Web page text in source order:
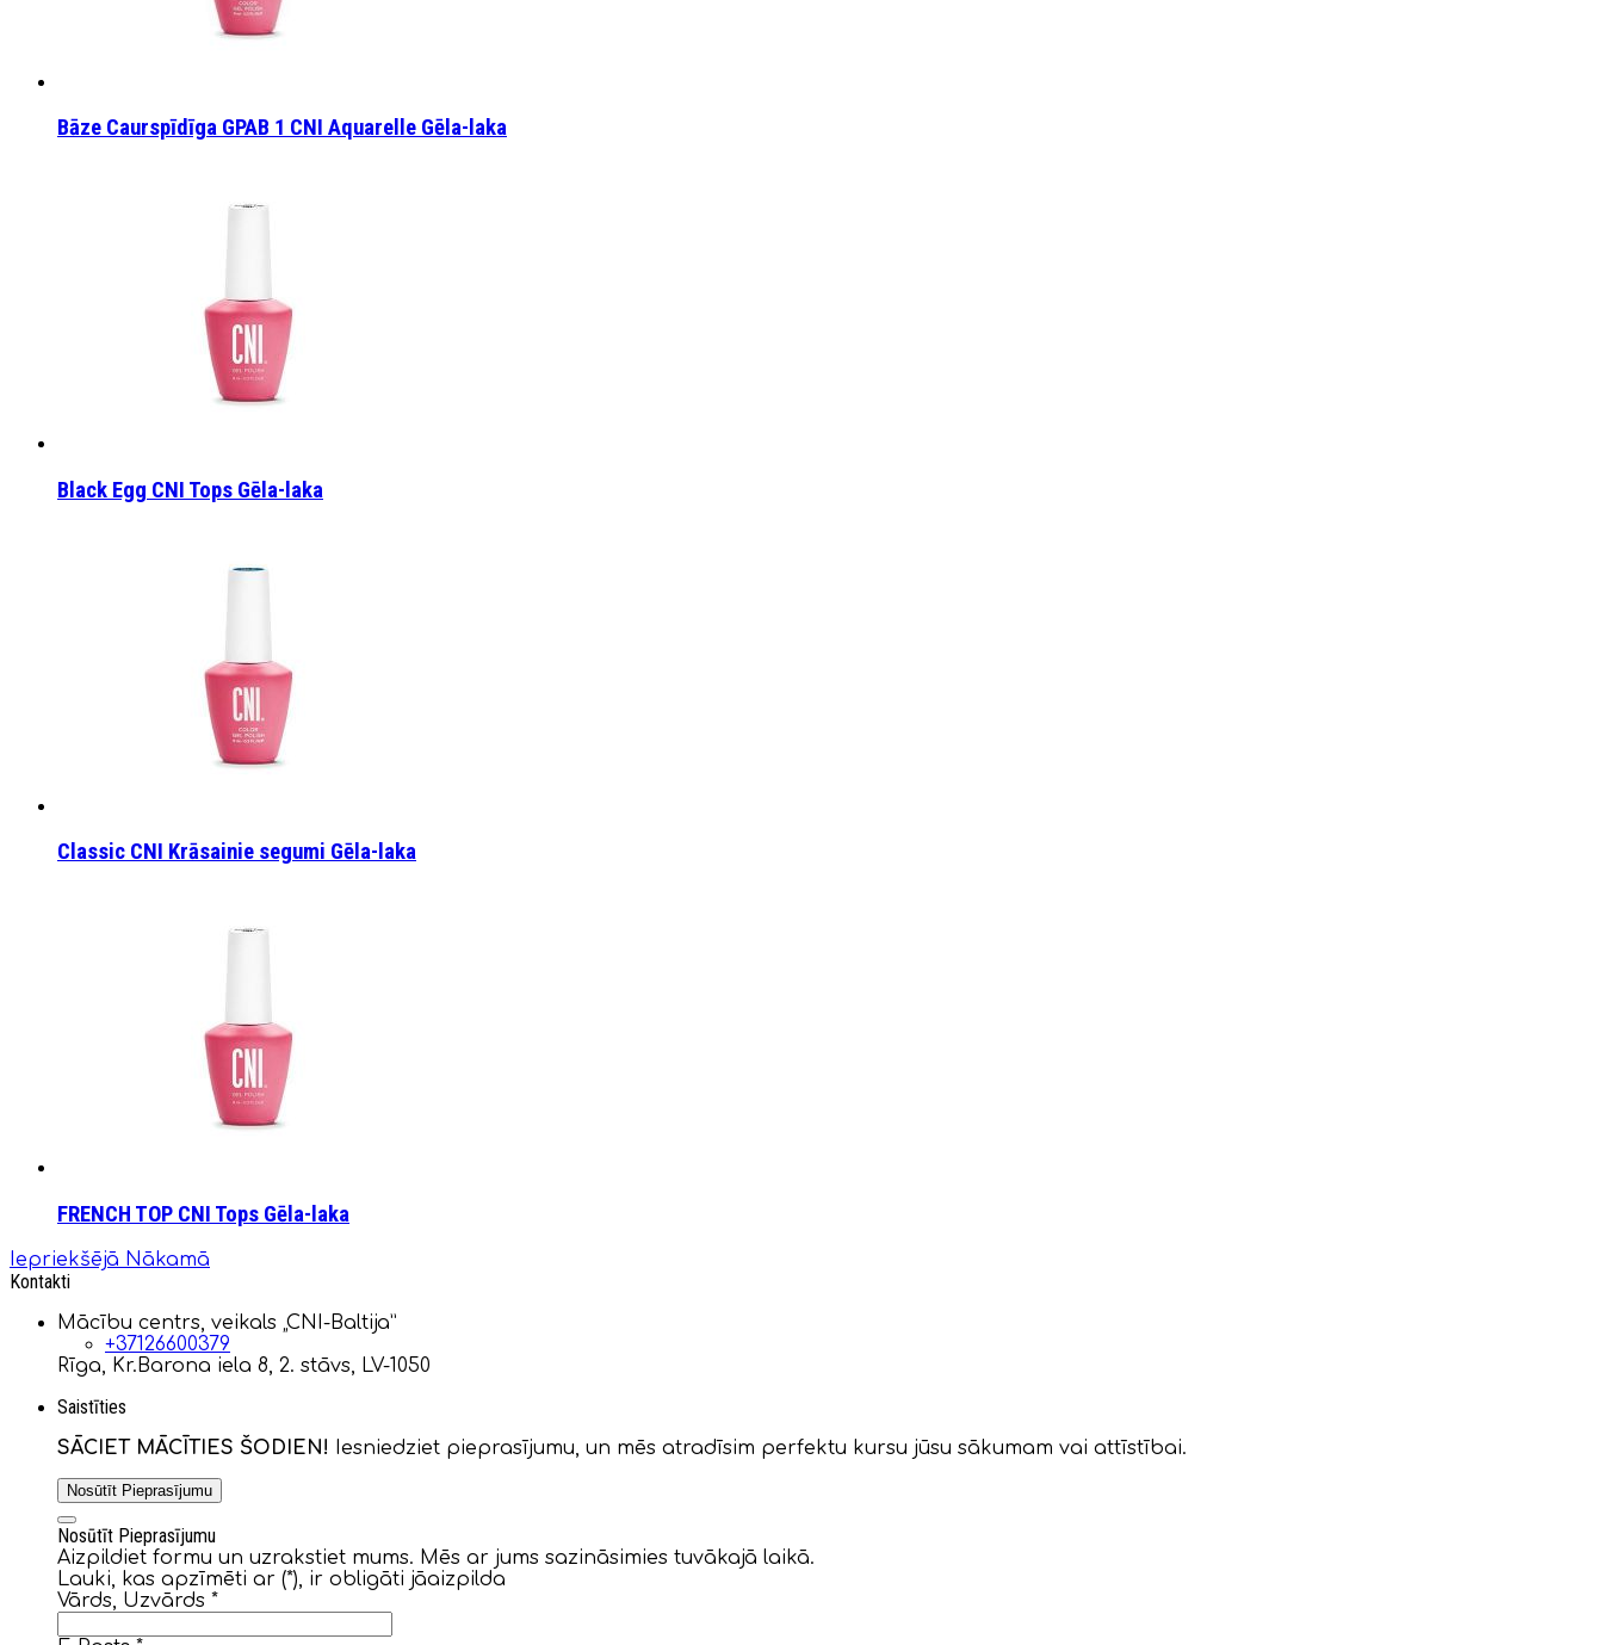
Bāze Caurspīdīga GPAB 1 CNI Aquarelle Gēla-laka
Black Egg CNI Tops Gēla-laka
Classic CNI Krāsainie segumi Gēla-laka
FRENCH TOP CNI Tops Gēla-laka
Iepriekšējā Nākamā
Kontakti
Mācību centrs, veikals „CNI-Baltija”
+37126600379
Rīga, Kr.Barona iela 8, 2. stāvs, LV-1050
Saistīties
SĀCIET MĀCĪTIES ŠODIEN! Iesniedziet pieprasījumu, un mēs atradīsim perfektu kursu jūsu sākumam vai attīstībai.
Nosūtīt Pieprasījumu
Nosūtīt Pieprasījumu
Aizpildiet formu un uzrakstiet mums. Mēs ar jums sazināsimies tuvākajā laikā.
Lauki, kas apzīmēti ar (*), ir obligāti jāaizpilda
Vārds, Uzvārds *